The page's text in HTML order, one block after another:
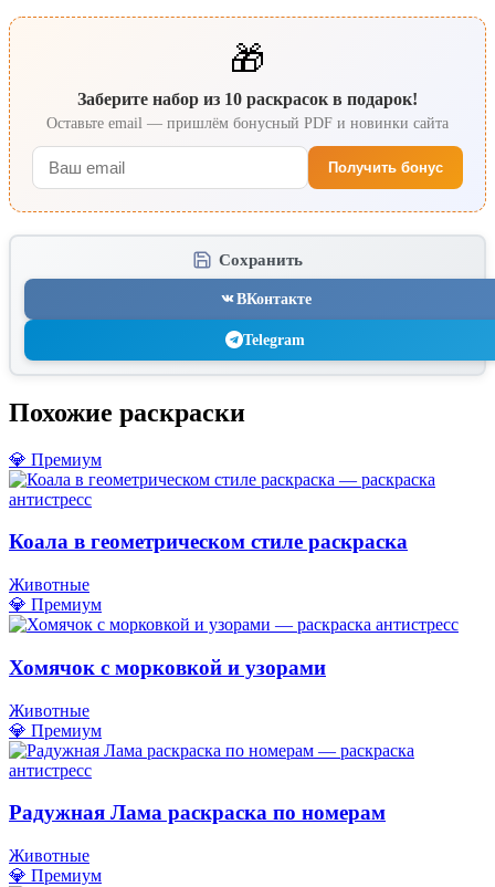
🎁
Заберите набор из 10 раскрасок в подарок!
Оставьте email — пришлём бонусный PDF и новинки сайта
Получить бонус
Сохранить
ВКонтакте
Telegram
Похожие раскраски
💎 Премиум
Коала в геометрическом стиле раскраска
Животные
💎 Премиум
Хомячок с морковкой и узорами
Животные
💎 Премиум
Радужная Лама раскраска по номерам
Животные
💎 Премиум